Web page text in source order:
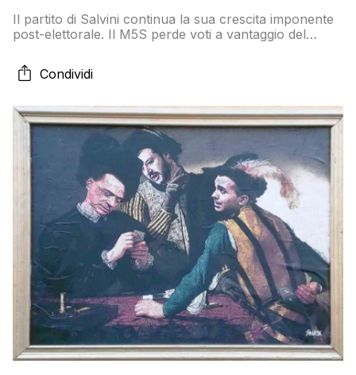
Il partito di Salvini continua la sua crescita imponente
post-elettorale. Il M5S perde voti a vantaggio del
Condividi